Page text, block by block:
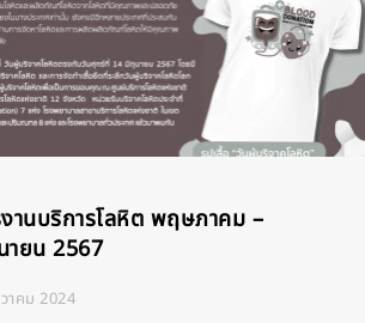
งานบริการโลหิต พฤษภาคม –
ายน 2567
าคม 2024